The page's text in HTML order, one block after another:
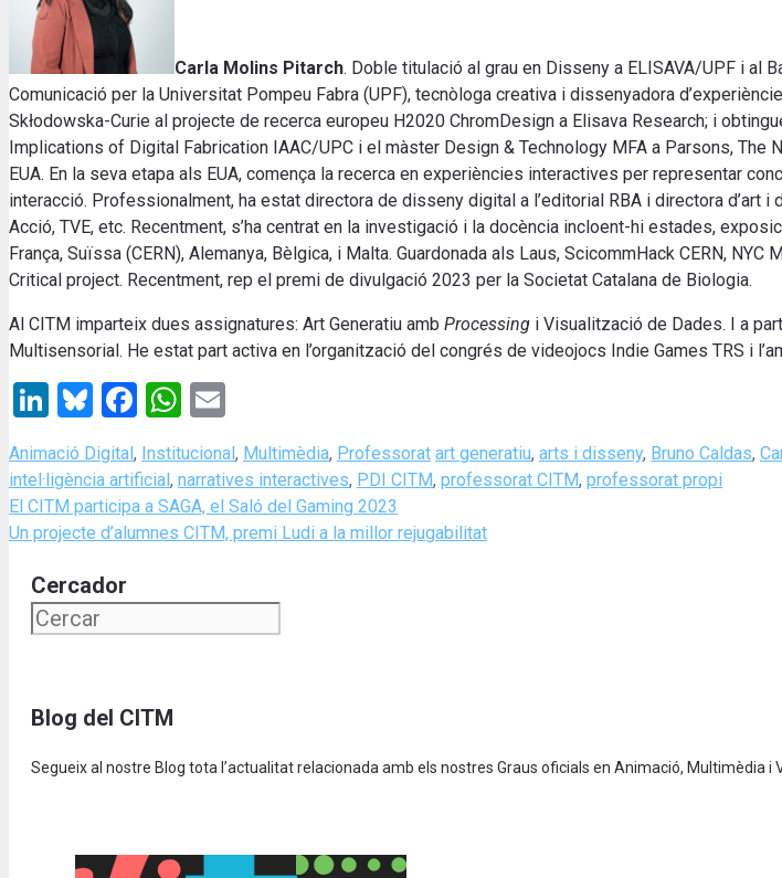
Carla Molins Pitarch. Doble titulació al grau en Disseny a ELISAVA/UPF i al
Comunicació per la Universitat Pompeu Fabra (UPF), tecnòloga creativa i dissenyadora
Skłodowska-Curie al projecte de recerca europeu H2020 ChromDesign a Elisava Research; i
Implications of Digital Fabrication IAAC/UPC i el màster Design & Technology MFA a Parsons, The
EUA. En la seva etapa als EUA, comença la recerca en experiències interactives per representar
interacció. Professionalment, ha estat directora de disseny digital a l’editorial RBA i directora d’art i
Acció, TVE, etc. Recentment, s’ha centrat en la investigació i la docència incloent-hi estades,
França, Suïssa (CERN), Alemanya, Bèlgica, i Malta. Guardonada als Laus, ScicommHack CERN,
Critical project. Recentment, rep el premi de divulgació 2023 per la Societat Catalana de Biologia.
Al CITM imparteix dues assignatures: Art Generatiu amb Processing i Visualització de Dades. I a
Multisensorial. He estat part activa en l’organització del congrés de videojocs Indie Games TRS i
LinkedIn
Bluesky
Facebook
WhatsApp
Categories
Animació Digital, Institucional, Multimèdia, Professorat Tags
art generatiu, arts i disseny, Bruno Caldas,
intel·ligència artificial, narratives interactives, PDI CITM, professorat CITM, professorat propi
El CITM participa a SAGA, el Saló del Gaming 2023
Un projecte d’alumnes CITM, premi Ludi a la millor rejugabilitat
Cercador
Blog del CITM
Segueix al nostre Blog tota l’actualitat relacionada amb els nostres Graus oficials en Animació, Multimèdia i